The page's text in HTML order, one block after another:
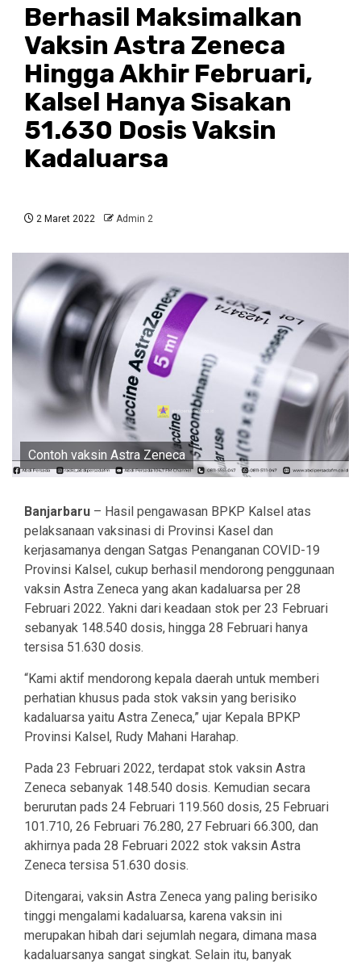
Berhasil Maksimalkan
Vaksin Astra Zeneca
Hingga Akhir Februari,
Kalsel Hanya Sisakan
51.630 Dosis Vaksin
Kadaluarsa
2 Maret 2022 Admin 2
Contoh vaksin Astra Zeneca
Banjarbaru – Hasil pengawasan BPKP Kalsel atas
pelaksanaan vaksinasi di Provinsi Kasel dan
kerjasamanya dengan Satgas Penanganan COVID-19
Provinsi Kalsel, cukup berhasil mendorong penggunaan
vaksin Astra Zeneca yang akan kadaluarsa per 28
Februari 2022. Yakni dari keadaan stok per 23 Februari
sebanyak 148.540 dosis, hingga 28 Februari hanya
tersisa 51.630 dosis.
“Kami aktif mendorong kepala daerah untuk memberi
perhatian khusus pada stok vaksin yang berisiko
kadaluarsa yaitu Astra Zeneca,” ujar Kepala BPKP
Provinsi Kalsel, Rudy Mahani Harahap.
Pada 23 Februari 2022, terdapat stok vaksin Astra
Zeneca sebanyak 148.540 dosis. Kemudian secara
berurutan pads 24 Februari 119.560 dosis, 25 Februari
101.710, 26 Februari 76.280, 27 Februari 66.300, dan
akhirnya pada 28 Februari 2022 stok vaksin Astra
Zeneca tersisa 51.630 dosis.
Ditengarai, vaksin Astra Zeneca yang paling berisiko
tinggi mengalami kadaluarsa, karena vaksin ini
merupakan hibah dari sejumlah negara, dimana masa
kadaluarsanya sangat singkat. Selain itu, banyak